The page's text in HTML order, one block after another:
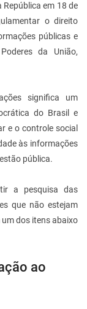
em 18 de
o direito
públicas e
da União,
significa um
do Brasil e
e o controle social
às informações
pública.
a pesquisa das
que não estejam
dos itens abaixo
ao